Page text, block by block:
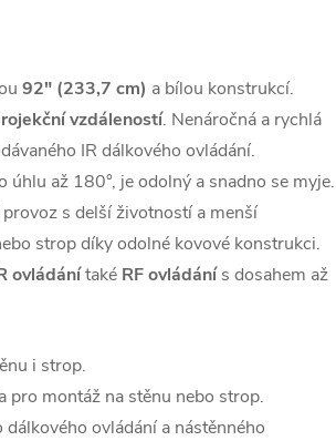
92" (233,7 cm) a bílou konstrukcí.
vzdáleností. Nenáročná a rychlá
IR dálkového ovládání.
úhlu až 180°, je odolný a snadno se myje.
s delší životností a menší
strop díky odolné kovové konstrukci.
ovládánítaké RF ovládánís dosahem až
i strop.
pro montáž na stěnu nebo strop.
ovládání a nástěnného